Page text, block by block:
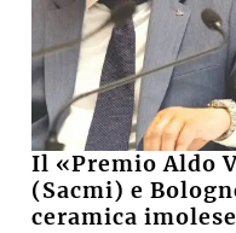
Il «Premio Aldo
(Sacmi) e
ceramica